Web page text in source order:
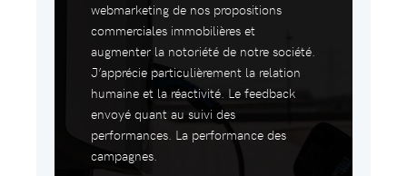
webmarketing de nos propositions
commerciales immobilières et
augmenter la notoriété de notre société.
J’apprécie particulièrement la relation
humaine et la réactivité. Le feedback
envoyé quant au suivi des
performances. La performance des
campagnes.